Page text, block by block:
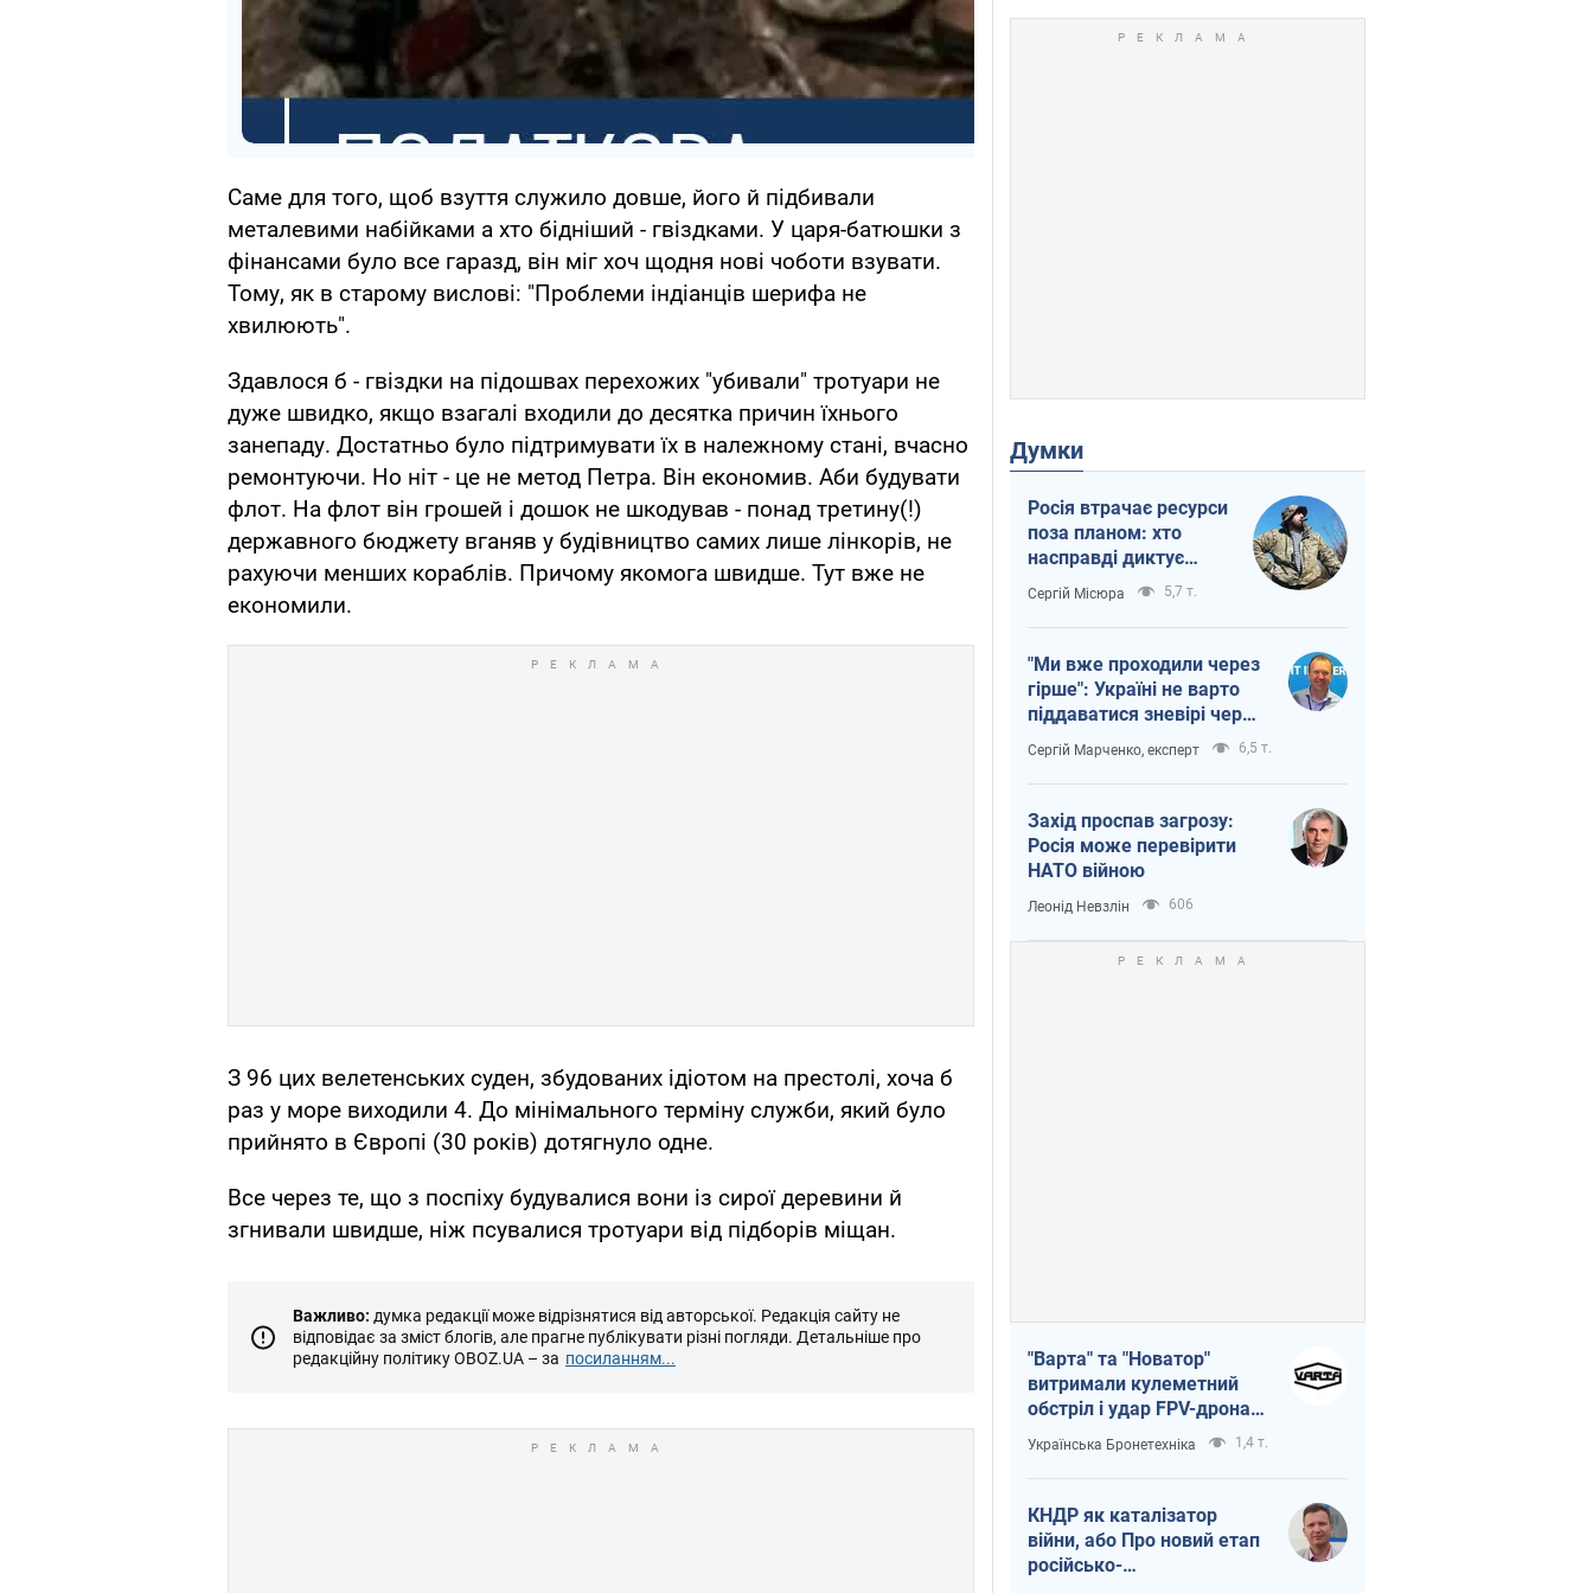
Саме для того, щоб взуття служило довше, його й підбивали
металевими набійками а хто бідніший - гвіздками. У царя-батюшки з
фінансами було все гаразд, він міг хоч щодня нові чоботи взувати.
Тому, як в старому вислові: "Проблеми індіанців шерифа не
хвилюють".
Здавлося б - гвіздки на підошвах перехожих "убивали" тротуари не
дуже швидко, якщо взагалі входили до десятка причин їхнього
занепаду. Достатньо було підтримувати їх в належному стані, вчасно
ремонтуючи. Но ніт - це не метод Петра. Він економив. Аби будувати
флот. На флот він грошей і дошок не шкодував - понад третину(!)
державного бюджету вганяв у будівництво самих лише лінкорів, не
рахуючи менших кораблів. Причому якомога швидше. Тут вже не
економили.
З 96 цих велетенських суден, збудованих ідіотом на престолі, хоча б
раз у море виходили 4. До мінімального терміну служби, який було
прийнято в Європі (30 років) дотягнуло одне.
Все через те, що з поспіху будувалися вони із сирої деревини й
згнивали швидше, ніж псувалися тротуари від підборів міщан.
Важливо: думка редакції може відрізнятися від авторської. Редакція сайту не
відповідає за зміст блогів, але прагне публікувати різні погляди. Детальніше про
редакційну політику OBOZ.UA – за посиланням...
Думки
Росія втрачає ресурси
поза планом: хто
насправді диктує
темп війни
Сергій Місюра 5,7 т.
"Ми вже проходили через
гірше": Україні не варто
піддаватися зневірі через
ракетний терор
Сергій Марченко, експерт 6,5 т.
Захід проспав загрозу:
Росія може перевірити
НАТО війною
Леонід Невзлін 606
"Варта" та "Новатор"
витримали кулеметний
обстріл і удар FPV-дрона,
врятувавши життя
офіцеру ЗСУ
Українська Бронетехніка 1,4 т.
КНДР як каталізатор
війни, або Про новий етап
російсько-